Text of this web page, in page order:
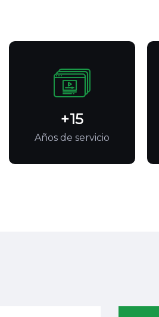
+19
Años de servicio